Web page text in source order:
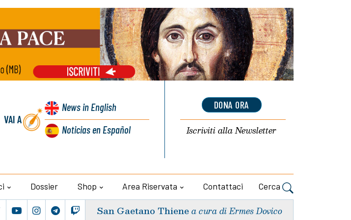
VAI A
Newsin English
Noticiasen Español
DONA ORA
Iscriviti allaNewsletter
Dossier Shop Area Riservata Contattaci Cerca
San Gaetano Thiene a cura di Ermes Dovico